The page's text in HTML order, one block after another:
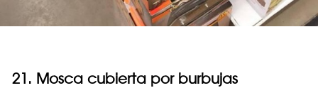
21. Mosca cubierta por burbujas